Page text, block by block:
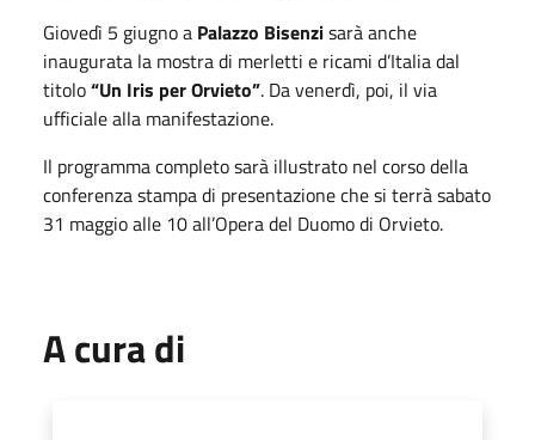
Giovedì 5 giugno a Palazzo Bisenzisarà anche
inaugurata la mostra di merletti e ricami d’Italia dal
titolo“Un Iris per Orvieto”. Da venerdì, poi, il via
ufficiale alla manifestazione.
Il programma completo sarà illustrato nel corso della
conferenza stampa di presentazione che si terrà sabato
31 maggio alle 10 all’Opera del Duomo di Orvieto.
A cura di